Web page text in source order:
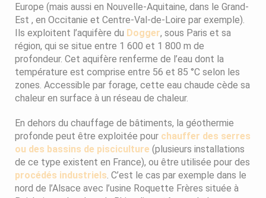
Europe (mais aussi en Nouvelle-Aquitaine, dans le Grand-
Est , en Occitanie et Centre-Val-de-Loire par exemple).
Ils exploitent l’aquifère du Dogger, sous Paris et sa
région, qui se situe entre 1 600 et 1 800 m de
profondeur. Cet aquifère renferme de l’eau dont la
température est comprise entre 56 et 85 °C selon les
zones. Accessible par forage, cette eau chaude cède sa
chaleur en surface à un réseau de chaleur.
En dehors du chauffage de bâtiments, la géothermie
profonde peut être exploitée pour chauffer des serres
ou des bassins de pisciculture (plusieurs installations
de ce type existent en France), ou être utilisée pour des
procédés industriels . C’est le cas par exemple dans le
nord de l’Alsace avec l’usine Roquette Frères située à